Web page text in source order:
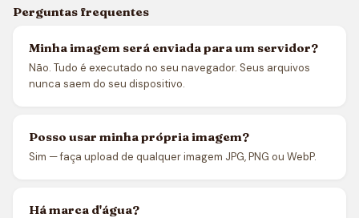
Perguntas frequentes
Minha imagem será enviada para um servidor?
Não. Tudo é executado no seu navegador. Seus arquivos
nunca saem do seu dispositivo.
Posso usar minha própria imagem?
Sim — faça upload de qualquer imagem JPG, PNG ou WebP.
Há marca d'água?